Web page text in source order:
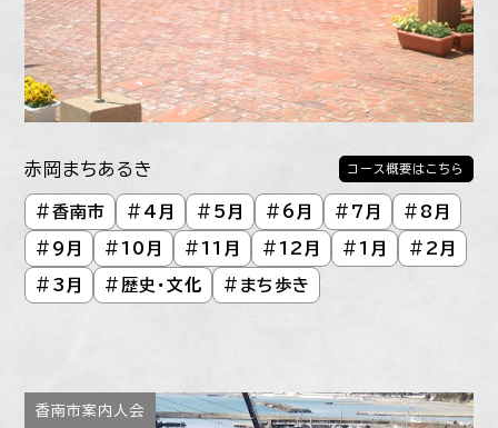
赤岡まちあるき コース概要はこちら
#香南市 # 4月 # 5月 # 6月 # 7月 # 8月
# 9月 #10月 #11月 #12月 #1月 # 2月
# 3月 # 歴史・文化 # まち歩き
香南市案内人会